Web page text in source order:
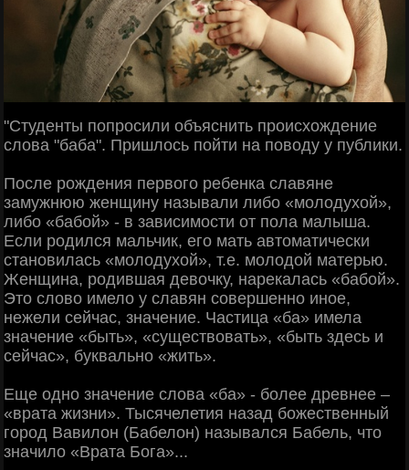
"Студенты попросили объяснить происхождение
слова "баба". Пришлось пойти на поводу у публики.
После рождения первого ребенка славяне
замужнюю женщину называли либо «молодухой»,
либо «бабой» - в зависимости от пола малыша.
Если родился мальчик, его мать автоматически
становилась «молодухой», т.е. молодой матерью.
Женщина, родившая девочку, нарекалась «бабой».
Это слово имело у славян совершенно иное,
нежели сейчас, значение. Частица «ба» имела
значение «быть», «существовать», «быть здесь и
сейчас», буквально «жить».
Еще одно значение слова «ба» - более древнее –
«врата жизни». Тысячелетия назад божественный
город Вавилон (Бабелон) назывался Бабель, что
значило «Врата Бога»...